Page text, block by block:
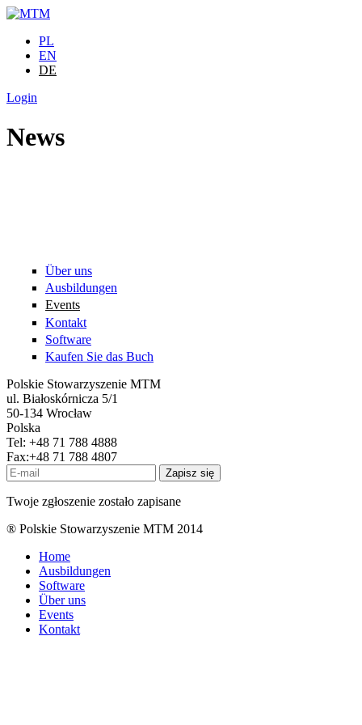
Direkt zum Inhalt
PL
EN
DE
Login
News
Über uns
Ausbildungen
Events
Kontakt
Software
Kaufen Sie das Buch
Polskie Stowarzyszenie MTM
ul. Białoskórnicza 5/1
50-134 Wrocław
Polska
Tel: +48 71 788 4888
Fax:+48 71 788 4807
Zapisz się
Twoje zgłoszenie zostało zapisane
® Polskie Stowarzyszenie MTM 2014
Home
Ausbildungen
Software
Über uns
Events
Kontakt